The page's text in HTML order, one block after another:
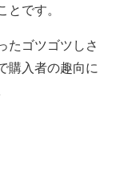
です。
たゴツゴツしさ
購入者の趣向に